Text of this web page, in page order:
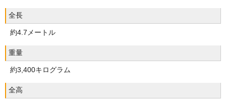
全長
約4.7メートル
重量
約3,400キログラム
全高